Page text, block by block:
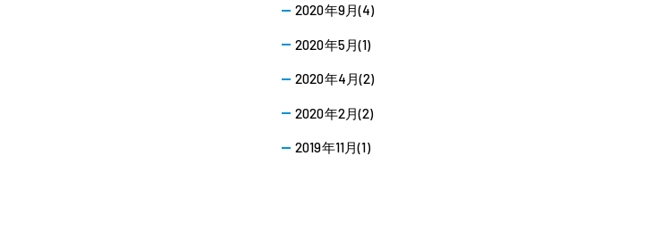
2020年9月(4)
2020年5月(1)
2020年4月(2)
2020年2月(2)
2019年11月(1)